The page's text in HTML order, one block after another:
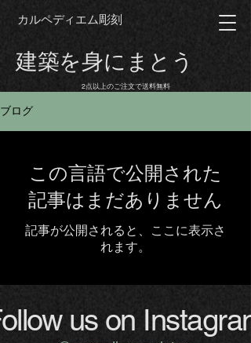
カルペディエム彫刻
建築を身にまとう
2点以上のご注文で送料無料
ブログ
この言語で公開された
記事はまだありません
記事が公開されると、ここに表示さ
れます。
us on Instagram